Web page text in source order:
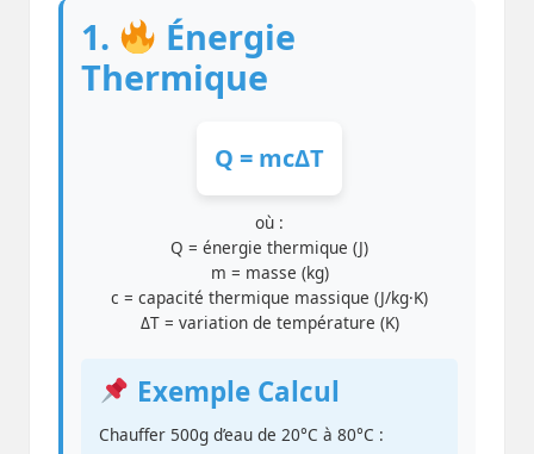
1.
Énergie
Thermique
Q = mcΔT
où :
Q = énergie thermique (J)
m = masse (kg)
c = capacité thermique massique (J/kg·K)
ΔT = variation de température (K)
Exemple Calcul
Chauffer 500g d’eau de 20°C à 80°C :